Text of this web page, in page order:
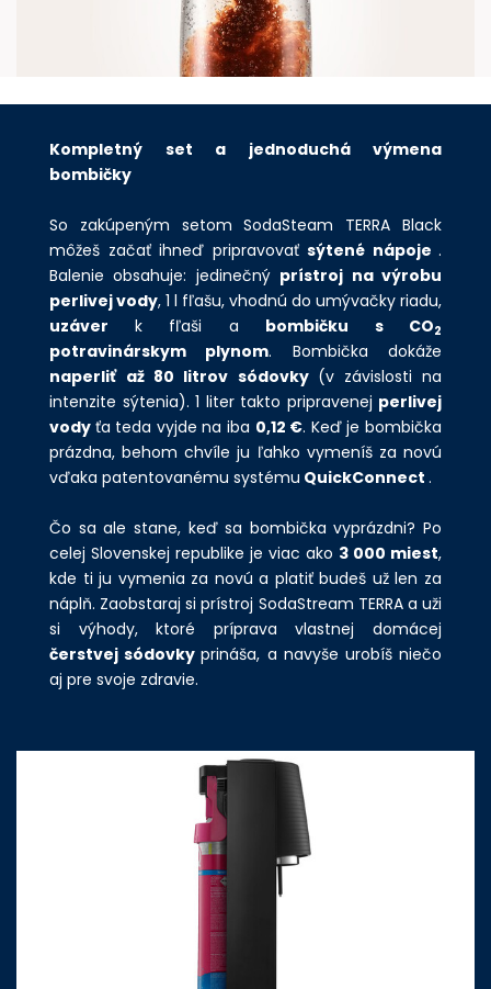
Kompletný set a jednoduchá výmena
bombičky
So zakúpeným setom SodaSteam TERRA Black
môžeš začať ihneď pripravovať sýtené nápoje .
Balenie obsahuje: jedinečný prístroj na výrobu
perlivej vody, 1 l fľašu, vhodnú do umývačky riadu,
uzáver k fľaši a bombičku s CO2
potravinárskym plynom. Bombička dokáže
naperliť až 80 litrov sódovky (v závislosti na
intenzite sýtenia). 1 liter takto pripravenej perlivej
vody ťa teda vyjde na iba 0,12 €. Keď je bombička
prázdna, behom chvíle ju ľahko vymeníš za novú
vďaka patentovanému systému QuickConnect .
Čo sa ale stane, keď sa bombička vyprázdni? Po
celej Slovenskej republike je viac ako 3 000 miest,
kde ti ju vymenia za novú a platiť budeš už len za
náplň. Zaobstaraj si prístroj SodaStream TERRA a uži
si výhody, ktoré príprava vlastnej domácej
čerstvej sódovkyprináša, a navyše urobíš niečo
aj pre svoje zdravie.